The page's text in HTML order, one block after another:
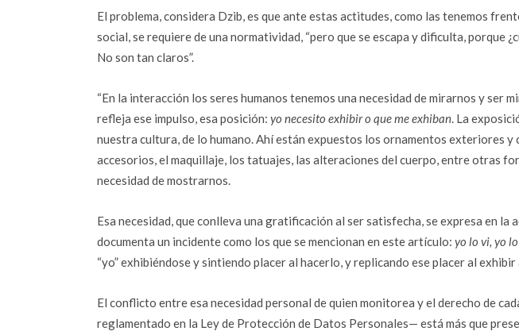
El problema, considera Dzib, es que ante estas actitudes, como las tenemos
social, se requiere de una normatividad, “pero que se escapa y dificulta, porque
No son tan claros”.
“En la interacción los seres humanos tenemos una necesidad de mirarnos y ser
refleja ese impulso, esa posición: yo necesito exhibir o que me exhiban. La
nuestra cultura, de lo humano. Ahí están expuestos los ornamentos exteriores
accesorios, el maquillaje, los tatuajes, las alteraciones del cuerpo, entre otras
necesidad de mostrarnos.
Esa necesidad, que conlleva una gratificación al ser satisfecha, se expresa en la
documenta un incidente como los que se mencionan en este artículo: yo lo vi, yo
“yo” exhibiéndose y sintiendo placer al hacerlo, y replicando ese placer al
El conflicto entre esa necesidad personal de quien monitorea y el derecho de
reglamentado en la Ley de Protección de Datos Personales— está más que